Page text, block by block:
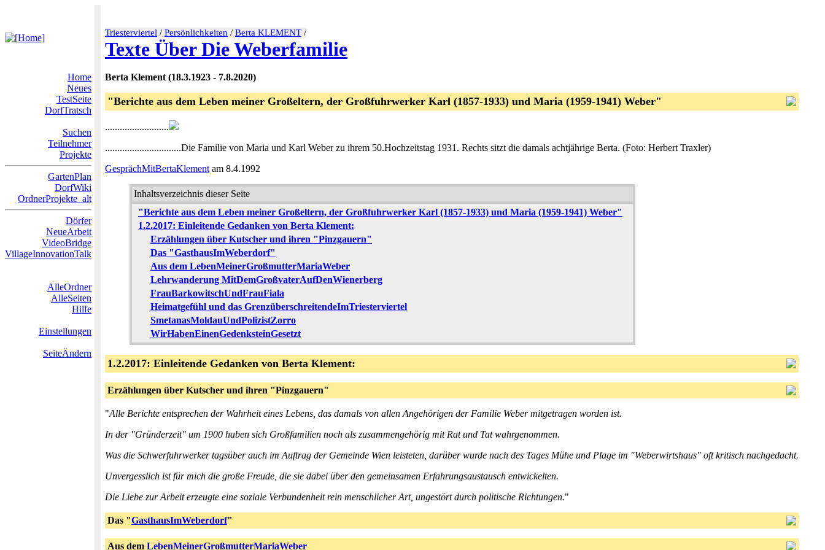
Triesterviertel / Persönlichkeiten / Berta KLEMENT /
Texte Über Die Weberfamilie
Home
Neues
TestSeite
DorfTratsch
Suchen
Teilnehmer
Projekte
GartenPlan
DorfWiki
OrdnerProjekte_alt
Dörfer
NeueArbeit
VideoBridge
VillageInnovationTalk
AlleOrdner
AlleSeiten
Hilfe
Einstellungen
SeiteÄndern
Berta Klement (18.3.1923 - 7.8.2020)
"Berichte aus dem Leben meiner Großeltern, der Großfuhrwerker Karl (1857-1933) und Maria (1959-1941) Weber"
..........................
...............................Die Familie von Maria und Karl Weber zu ihrem 50.Hochzeitstag 1931. Rechts sitzt die damals achtjährige Berta. (Foto: Herbert Traxler)
GesprächMitBertaKlement am 8.4.1992
Inhaltsverzeichnis dieser Seite
"Berichte aus dem Leben meiner Großeltern, der Großfuhrwerker Karl (1857-1933) und Maria (1959-1941) Weber"
1.2.2017: Einleitende Gedanken von Berta Klement:
Erzählungen über Kutscher und ihren "Pinzgauern"
Das "GasthausImWeberdorf"
Aus dem LebenMeinerGroßmutterMariaWeber
Lehrwanderung MitDemGroßvaterAufDenWienerberg
FrauBarkowitschUndFrauFiala
Heimatgefühl und das GrenzüberschreitendeImTriesterviertel
SmetanasMoldauUndPolizistZorro
WirHabenEinenGedenksteinGesetzt
1.2.2017: Einleitende Gedanken von Berta Klement:
Erzählungen über Kutscher und ihren "Pinzgauern"
"Alle Berichte entsprechen der Wahrheit eines Lebens, das damals von allen Angehörigen der Familie Weber mitgetragen worden ist.
In der "Gründerzeit" um 1900 haben sich Großfamilien noch als zusammengehörig mit Rat und Tat wahrgenommen.
Was die Schwerfuhrwerker tagsüber auch im Auftrag der Gemeinde Wien leisteten, darüber wurde nach des Tages Mühe und Plage im "Weberwirtshaus" oft kritisch nachgedacht.
Unvergesslich ist für mich die große Freude, die sie dabei über den gemeinsamen Erfahrungsaustausch entwickelten.
Die Liebe zur Arbeit erzeugte eine soziale Verbundenheit rein menschlicher Art, ungestört durch politische Richtungen."
Das "GasthausImWeberdorf"
Aus dem LebenMeinerGroßmutterMariaWeber